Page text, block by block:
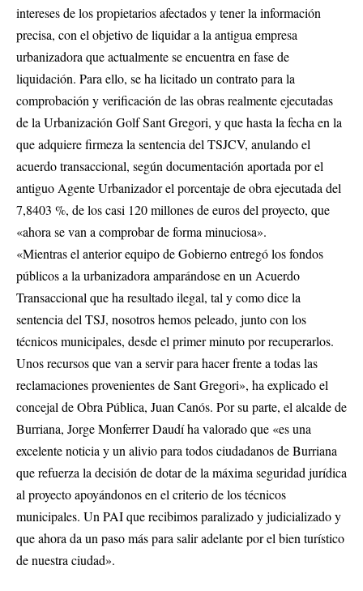
intereses de los propietarios afectados y tener la información
precisa, con el objetivo de liquidar a la antigua empresa
urbanizadora que actualmente se encuentra en fase de
liquidación. Para ello, se ha licitado un contrato para la
comprobación y verificación de las obras realmente ejecutadas
de la Urbanización Golf Sant Gregori, y que hasta la fecha en la
que adquiere firmeza la sentencia del TSJCV, anulando el
acuerdo transaccional, según documentación aportada por el
antiguo Agente Urbanizador el porcentaje de obra ejecutada del
7,8403 %, de los casi 120 millones de euros del proyecto, que
«ahora se van a comprobar de forma minuciosa».
«Mientras el anterior equipo de Gobierno entregó los fondos
públicos a la urbanizadora amparándose en un Acuerdo
Transaccional que ha resultado ilegal, tal y como dice la
sentencia del TSJ, nosotros hemos peleado, junto con los
técnicos municipales, desde el primer minuto por recuperarlos.
Unos recursos que van a servir para hacer frente a todas las
reclamaciones provenientes de Sant Gregori», ha explicado el
concejal de Obra Pública, Juan Canós. Por su parte, el alcalde de
Burriana, Jorge Monferrer Daudí ha valorado que «es una
excelente noticia y un alivio para todos ciudadanos de Burriana
que refuerza la decisión de dotar de la máxima seguridad jurídica
al proyecto apoyándonos en el criterio de los técnicos
municipales. Un PAI que recibimos paralizado y judicializado y
que ahora da un paso más para salir adelante por el bien turístico
de nuestra ciudad».